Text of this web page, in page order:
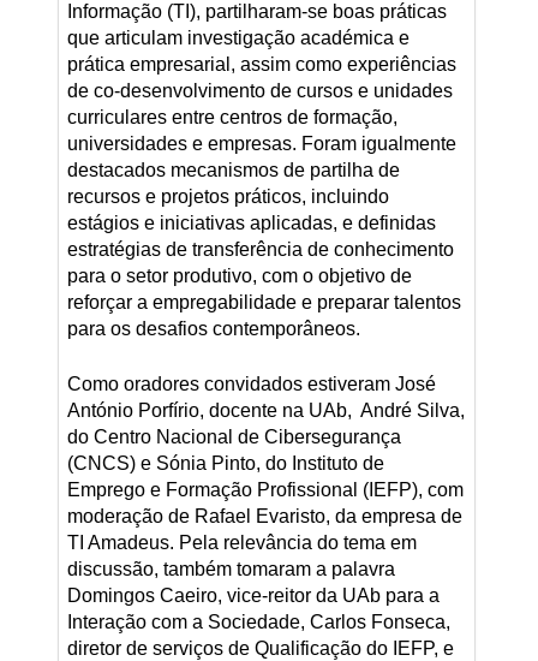
Informação (TI), partilharam‑se boas práticas
que articulam investigação académica e
prática empresarial, assim como experiências
de co‑desenvolvimento de cursos e unidades
curriculares entre centros de formação,
universidades e empresas. Foram igualmente
destacados mecanismos de partilha de
recursos e projetos práticos, incluindo
estágios e iniciativas aplicadas, e definidas
estratégias de transferência de conhecimento
para o setor produtivo, com o objetivo de
reforçar a empregabilidade e preparar talentos
para os desafios contemporâneos.
Como oradores convidados estiveram José
António Porfírio, docente na UAb, André Silva,
do Centro Nacional de Cibersegurança
(CNCS) e Sónia Pinto, do Instituto de
Emprego e Formação Profissional (IEFP), com
moderação de Rafael Evaristo, da empresa de
TI Amadeus. Pela relevância do tema em
discussão, também tomaram a palavra
Domingos Caeiro, vice-reitor da UAb para a
Interação com a Sociedade, Carlos Fonseca,
diretor de serviços de Qualificação do IEFP, e